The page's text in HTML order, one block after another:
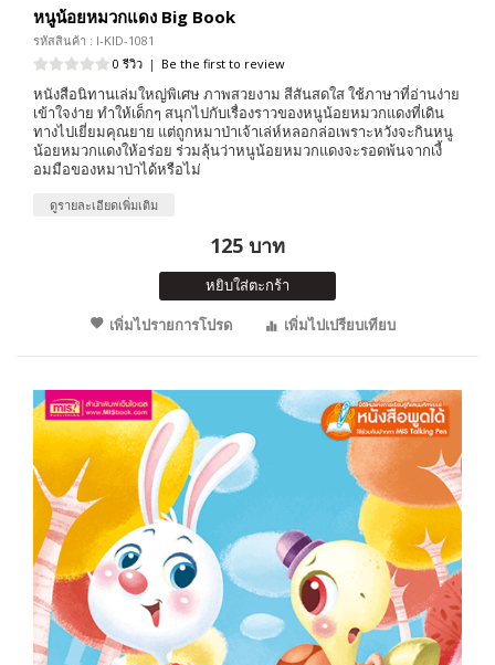
หนูน้อยหมวกแดง Big Book
รหัสสินค้า : I-KID-1081
0 รีวิว | Be the first to review
หนังสือนิทานเล่มใหญ่พิเศษ ภาพสวยงาม สีสันสดใส ใช้ภาษาที่อ่านง่าย
เข้าใจง่าย ทำให้เด็กๆ สนุกไปกับเรื่องราวของหนูน้อยหมวกแดงที่เดิน
ทางไปเยี่ยมคุณยาย แต่ถูกหมาป่าเจ้าเล่ห์หลอกล่อเพราะหวังจะกินหนู
น้อยหมวกแดงให้อร่อย ร่วมลุ้นว่าหนูน้อยหมวกแดงจะรอดพ้นจากเงี้
อมมือของหมาป่าได้หรือไม่
ดูรายละเอียดเพิ่มเติม
125 บาท
หยิบใส่ตะกร้า
เพิ่มไปรายการโปรด
เพิ่มไปเปรียบเทียบ